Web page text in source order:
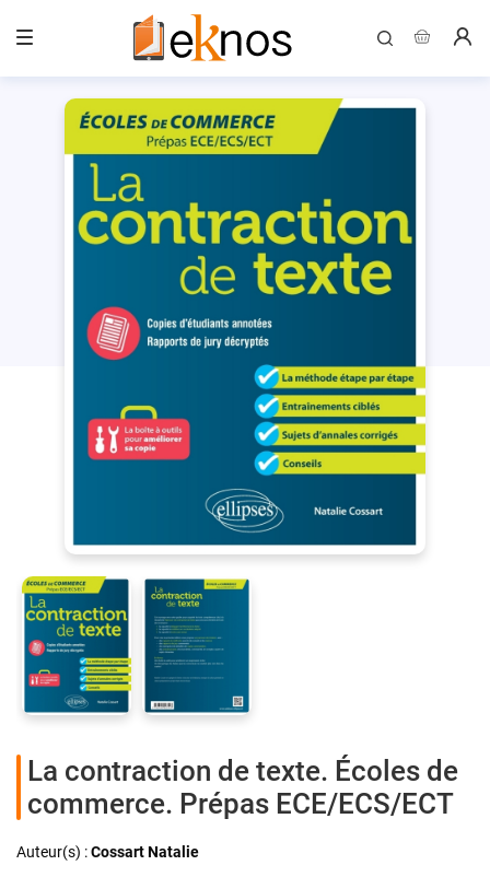
La contraction de texte. Écoles de
commerce. Prépas ECE/ECS/ECT
Auteur(s) :Cossart Natalie